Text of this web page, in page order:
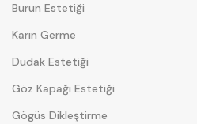
Burun Estetiği
Karın Germe
Dudak Estetiği
Göz Kapağı Estetiği
Gögüs Dikleştirme